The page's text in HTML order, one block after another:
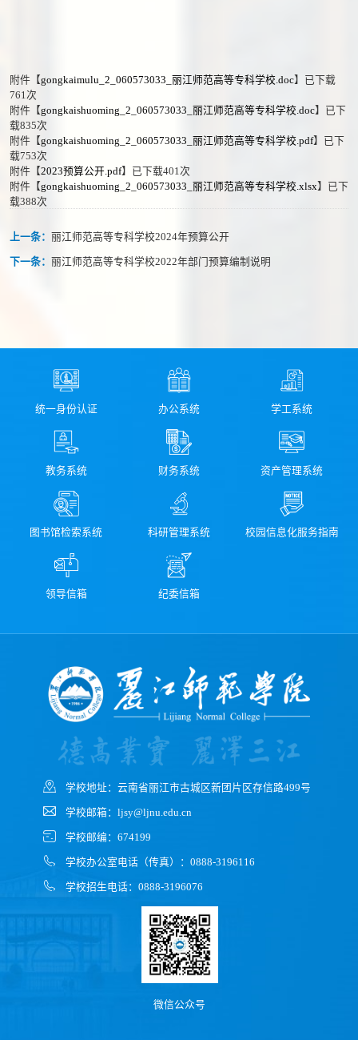
附件【gongkaimulu_2_060573033_丽江师范高等专科学校.doc】已下载
761次
附件【gongkaishuoming_2_060573033_丽江师范高等专科学校.doc】已下
载835次
附件【gongkaishuoming_2_060573033_丽江师范高等专科学校.pdf】已下
载753次
附件【2023预算公开.pdf】已下载401次
附件【gongkaishuoming_2_060573033_丽江师范高等专科学校.xlsx】已下
载388次
上一条： 丽江师范高等专科学校2024年预算公开
下一条： 丽江师范高等专科学校2022年部门预算编制说明
统一身份认证 办公系统 学工系统
教务系统 财务系统 资产管理系统
图书馆检索系统 科研管理系统 校园信息化服务指南
领导信箱 纪委信箱
学校地址：云南省丽江市古城区新团片区存信路499号
学校邮箱：ljsy@ljnu.edu.cn
学校邮编：674199
学校办公室电话（传真）：0888-3196116
学校招生电话：0888-3196076
微信公众号